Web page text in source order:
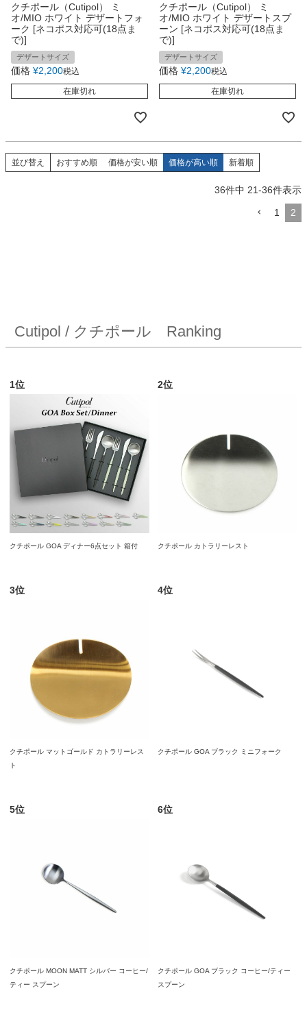
クチポール（Cutipol） ミ
オ/MIO ホワイト デザートフォ
ーク [ネコポス対応可(18点ま
で)]
デザートサイズ
価格 ¥2,200税込
在庫切れ
クチポール（Cutipol） ミ
オ/MIO ホワイト デザートスプ
ーン [ネコポス対応可(18点ま
で)]
デザートサイズ
価格 ¥2,200税込
在庫切れ
並び替え おすすめ順 価格が安い順 価格が高い順 新着順
36件中 21-36件表示
1 2